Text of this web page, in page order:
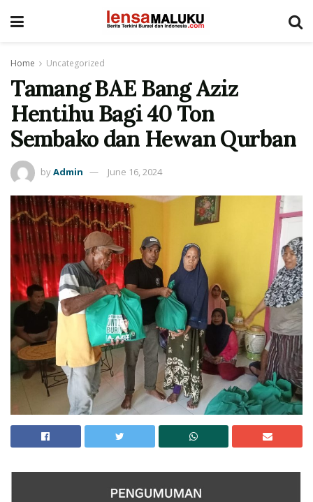
Home Uncategorized
Tamang BAE Bang Aziz
Hentihu Bagi 40 Ton
Sembako dan Hewan Qurban
byAdmin June 16, 2024